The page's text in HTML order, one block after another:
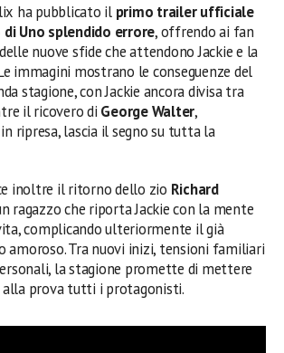
ha pubblicato il primo trailer ufficiale
Uno splendido errore, offrendo ai fan
nuove sfide che attendono Jackie e la
immagini mostrano le conseguenze del
stagione, con Jackie ancora divisa tra
il ricovero di George Walter,
ripresa, lascia il segno su tutta la
inoltre il ritorno dello zio Richard
ragazzo che riporta Jackie con la mente
complicando ulteriormente il già
amoroso. Tra nuovi inizi, tensioni familiari
la stagione promette di mettere
alla prova tutti i protagonisti.